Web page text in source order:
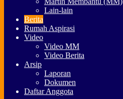
Lain-lain
Berita
Rumah Aspirasi
Video
Video MM
Video Berita
Arsip
Laporan
Dokumen
Daftar Anggota